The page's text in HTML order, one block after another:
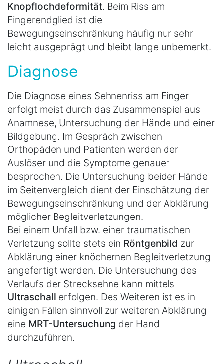
Knopflochdeformität. Beim Riss am
Fingerendglied ist die
Bewegungseinschränkung häufig nur sehr
leicht ausgeprägt und bleibt lange unbemerkt.
Diagnose
Die Diagnose eines Sehnenriss am Finger
erfolgt meist durch das Zusammenspiel aus
Anamnese, Untersuchung der Hände und einer
Bildgebung. Im Gespräch zwischen
Orthopäden und Patienten werden der
Auslöser und die Symptome genauer
besprochen. Die Untersuchung beider Hände
im Seitenvergleich dient der Einschätzung der
Bewegungseinschränkung und der Abklärung
möglicher Begleitverletzungen.
Bei einem Unfall bzw. einer traumatischen
Verletzung sollte stets ein Röntgenbild zur
Abklärung einer knöchernen Begleitverletzung
angefertigt werden. Die Untersuchung des
Verlaufs der Strecksehne kann mittels
Ultraschall erfolgen. Des Weiteren ist es in
einigen Fällen sinnvoll zur weiteren Abklärung
eine MRT-Untersuchung der Hand
durchzuführen.